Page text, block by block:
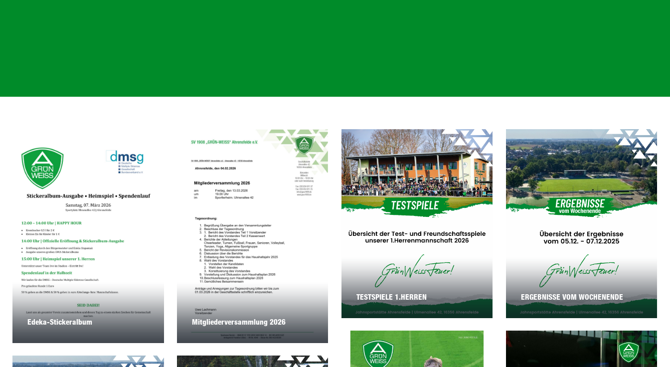
Edeka-Stickeralbum Mitgliederversammlung 2026
TESTSPIELE 1.HERREN ERGEBNISSE VOM WOCHENENDE